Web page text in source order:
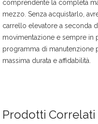
comprendente la completa
mezzo. Senza acquistarlo,
carrello elevatore a seconda
movimentazione e sempre in
programma di manutenzione
massima durata e affidabilità.
Prodotti Correlati